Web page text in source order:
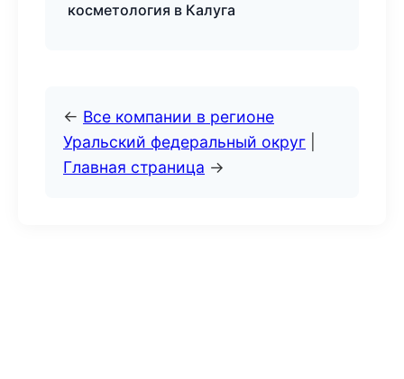
косметология в Калуга
← Все компании в регионе
Уральский федеральный округ
Главная страница →